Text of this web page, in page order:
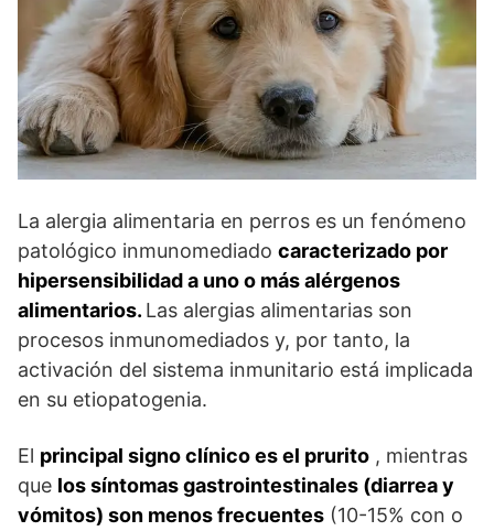
La alergia alimentaria en perros es un fenómeno
patológico inmunomediado caracterizado por
hipersensibilidad a uno o más alérgenos
alimentarios. Las alergias alimentarias son
procesos inmunomediados y, por tanto, la
activación del sistema inmunitario está implicada
en su etiopatogenia.
El principal signo clínico es el prurito , mientras
que los síntomas gastrointestinales (diarrea y
vómitos) son menos frecuentes (10-15% con o